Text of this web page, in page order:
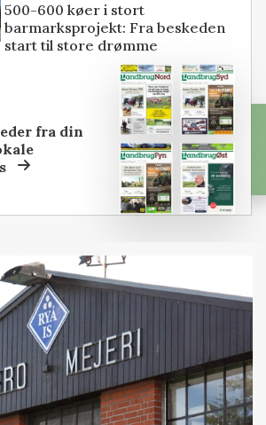
500-600 køer i stort
barmarksprojekt: Fra beskeden
start til store drømme
fra din